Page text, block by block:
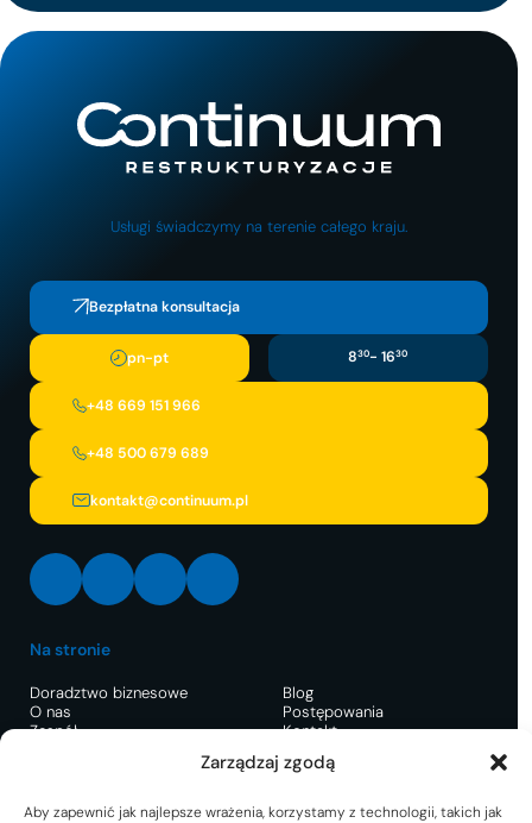
Zarządzaj zgodą
Aby zapewnić jak najlepsze wrażenia, korzystamy z technologii, takich jak
Usługi świadczymy na terenie całego kraju.
Bezpłatna konsultacja
pn-pt 830- 1630
+48 669 151 966
+48 500 679 689
kontakt@continuum.pl
Na stronie
Doradztwo biznesowe
O nas
Zespół
Blog
Postępowania
Kontakt
LinkedInFacebookInstagram
Postępowanie o Pre-pack dla uratowania